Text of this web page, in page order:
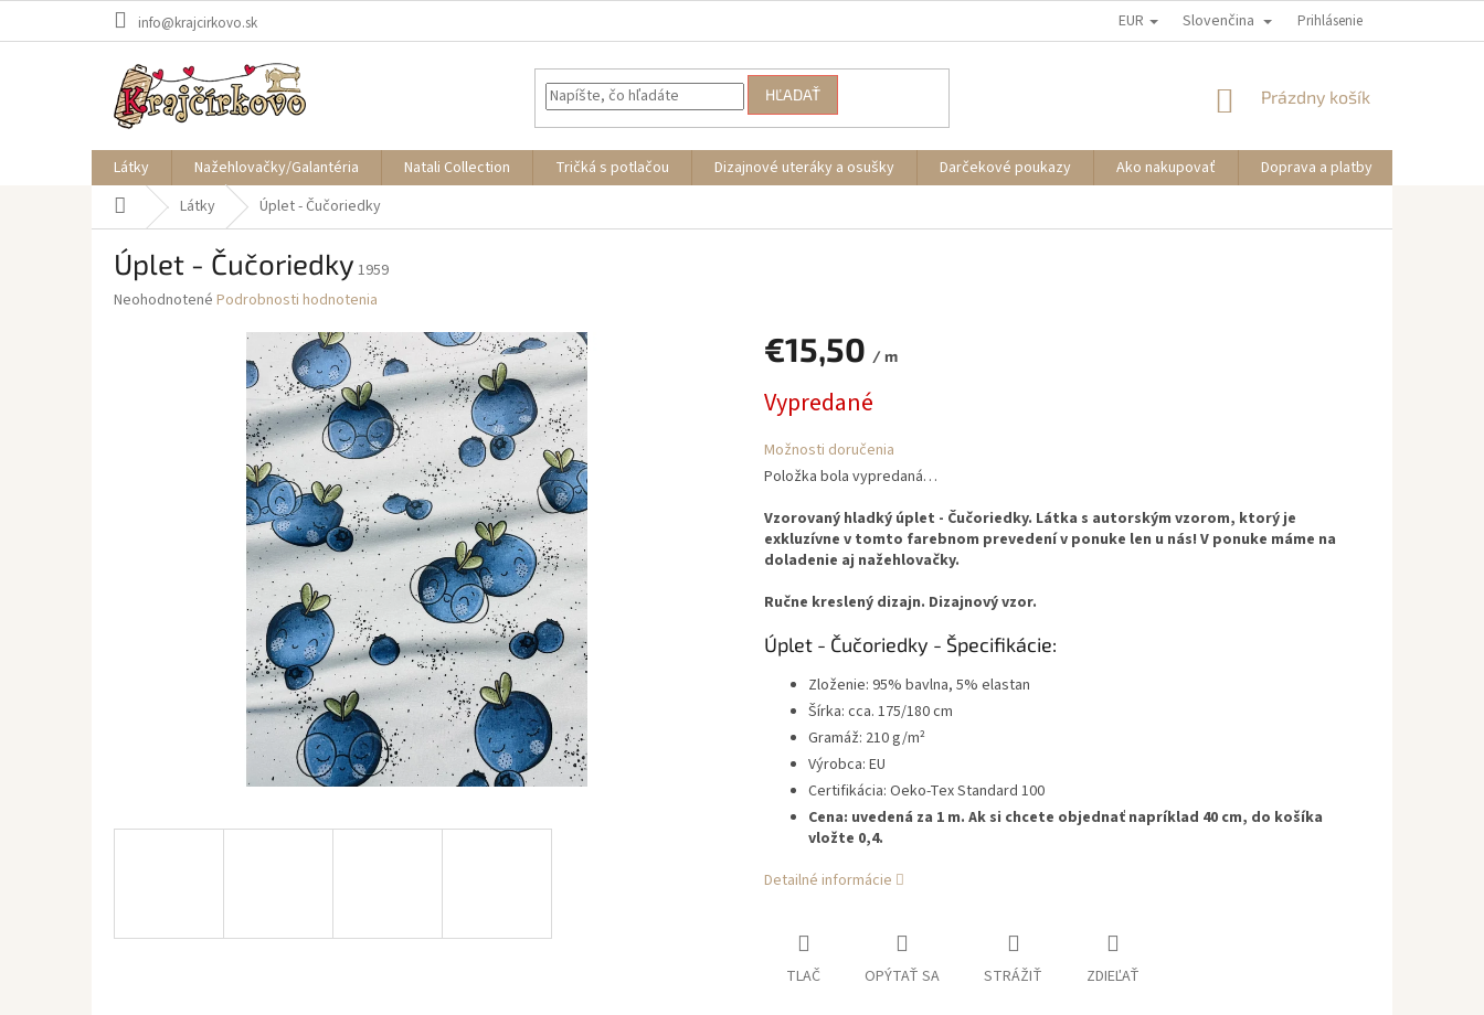
info@krajcirkovo.sk EUR Slovenčina Prihlásenie
HĽADAŤ
NÁKUPNÝ
Prázdny košík
Látky Nažehlovačky/Galantéria Natali Collection Tričká s potlačou Dizajnové uteráky a osušky Darčekové poukazy Ako nakupovať Doprava a platby
DomovLátky Úplet - Čučoriedky
Úplet - Čučoriedky 1959
Priemerné
Neohodnotené Podrobnosti hodnotenia
€15,50 / m
cena:
Vypredané
Možnosti doručenia
Položka bola vypredaná…
Vzorovaný hladký úplet - Čučoriedky. Látka s autorským vzorom, ktorý je
exkluzívne v tomto farebnom prevedení v ponuke len u nás! V ponuke máme na
doladenie aj nažehlovačky.
Ručne kreslený dizajn. Dizajnový vzor.
Úplet - Čučoriedky - Špecifikácie:
Zloženie: 95% bavlna, 5% elastan
Šírka: cca. 175/180 cm
Gramáž: 210 g/m²
Výrobca: EU
Certifikácia: Oeko-Tex Standard 100
Cena: uvedená za 1 m. Ak si chcete objednať napríklad 40 cm, do košíka
vložte 0,4.
Detailné informácie
TLAČ OPÝTAŤ SA STRÁŽIŤ ZDIEĽAŤ